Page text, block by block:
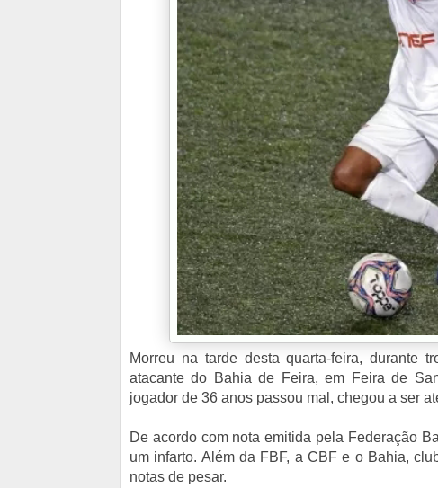
Morreu na tarde desta quarta-feira, durante
atacante do Bahia de Feira, em Feira de
jogador de 36 anos passou mal, chegou a ser
De acordo com nota emitida pela Federação
um infarto. Além da FBF, a CBF e o Bahia,
notas de pesar.